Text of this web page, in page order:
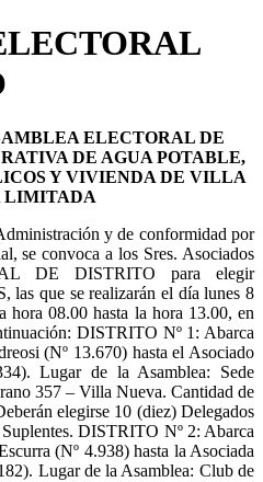
ELECTORAL DE
DE AGUA POTABLE,
Y VIVIENDA DE VILLA
LIMITADA
y de conformidad por
se convoca a los Sres. Asociados
DE DISTRITO para elegir
que se realizarán el día lunes 8
08.00 hasta la hora 13.00, en
DISTRITO Nº 1: Abarca
(Nº 13.670) hasta el Asociado
Lugar de la Asamblea: Sede
357 – Villa Nueva. Cantidad de
elegirse 10 (diez) Delegados
DISTRITO Nº 2: Abarca
(Nº 4.938) hasta la Asociada
Lugar de la Asamblea: Club de